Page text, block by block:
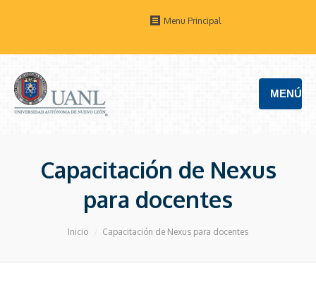
Menu Principal
MENÚ
Capacitación de Nexus
para docentes
Inicio Capacitación de Nexus para docentes